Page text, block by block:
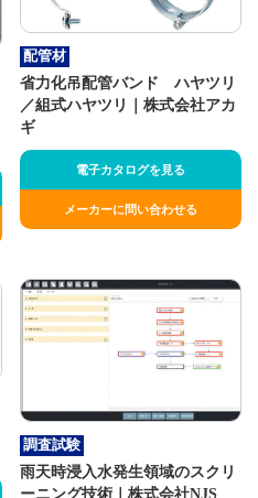
配管材
省力化吊配管バンド ハヤツリ
／組式ハヤツリ｜株式会社アカ
ギ
電子カタログを見る
メーカーに問い合わせる
調査試験
雨天時浸入水発生領域のスクリ
ーニング技術｜株式会社NJS